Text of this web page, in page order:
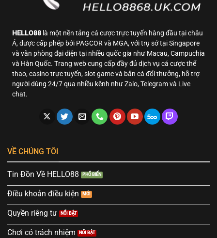
HELLO88 là một nền tảng cá cược trực tuyến hàng đầu tại châu
Á, được cấp phép bởi PAGCOR và MGA, với trụ sở tại Singapore
và văn phòng đại diện tại nhiều quốc gia như Macau, Campuchia
và Hàn Quốc. Trang web cung cấp đầy đủ dịch vụ cá cược thể
thao, casino trực tuyến, slot game và bắn cá đổi thưởng, hỗ trợ
người dùng 24/7 qua nhiều kênh như Zalo, Telegram và Live
chat.
VỀ CHÚNG TÔI
Tin Đồn Về HELLO88
Điều khoản điều kiện
Quyền riêng tư
Chơi có trách nhiệm